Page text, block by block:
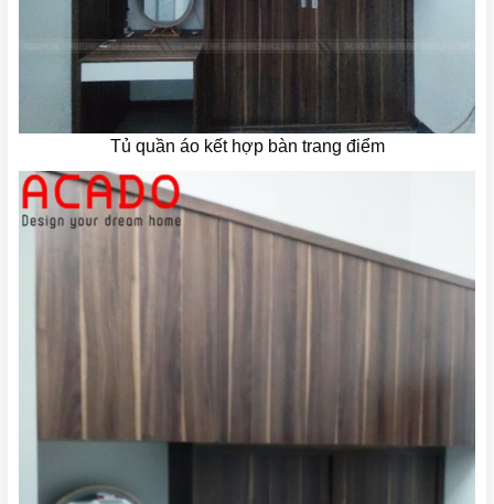
Tủ quần áo kết hợp bàn trang điểm